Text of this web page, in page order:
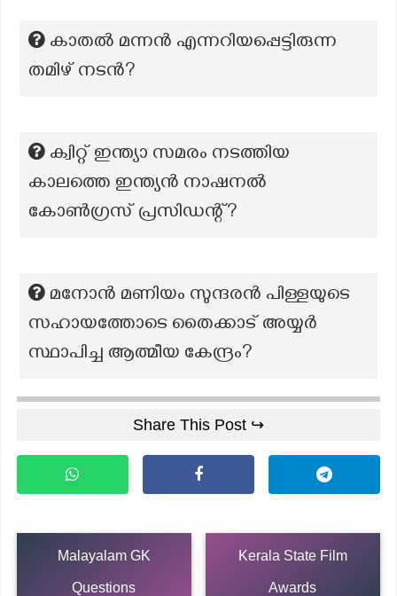
കാതൽ മന്നൻ എന്നറിയപ്പെട്ടിരുന്ന
തമിഴ് നടൻ?
ക്വിറ്റ് ഇന്ത്യാ സമരം നടത്തിയ
കാലത്തെ ഇന്ത്യൻ നാഷനൽ
കോൺഗ്രസ് പ്രസിഡന്റ്?
മനോൻ മണിയം സുന്ദരൻ പിള്ളയുടെ
സഹായത്തോടെ തൈക്കാട് അയ്യർ
സ്ഥാപിച്ച ആത്മീയ കേന്ദ്രം?
Share This Post ↪
Malayalam GK
Questions
Kerala State Film
Awards